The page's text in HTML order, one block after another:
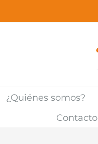
¿Quiénes somos?
Contacto